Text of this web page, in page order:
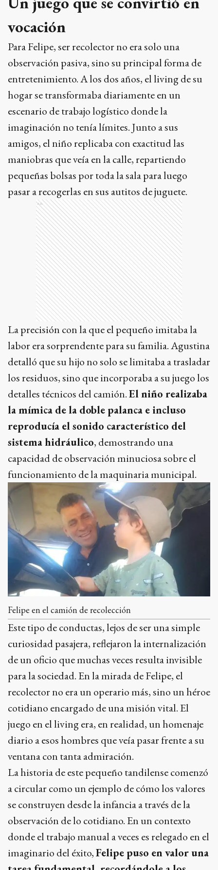
vocación
Para Felipe, ser recolector no era solo una
observación pasiva, sino su principal forma de
entretenimiento. A los dos años, el living de su
hogar se transformaba diariamente en un
escenario de trabajo logístico donde la
imaginación no tenía límites. Junto a sus
amigos, el niño replicaba con exactitud las
maniobras que veía en la calle, repartiendo
pequeñas bolsas por toda la sala para luego
pasar a recogerlas en sus autitos de juguete.
Ads
La precisión con la que el pequeño imitaba la
labor era sorprendente para su familia. Agustina
detalló que su hijo no solo se limitaba a trasladar
los residuos, sino que incorporaba a su juego los
detalles técnicos del camión.El niño realizaba
la mímica de la doble palanca e incluso
reproducía el sonido característico del
sistema hidráulico, demostrando una
capacidad de observación minuciosa sobre el
funcionamiento de la maquinaria municipal.
Felipe en el camión de recolección
Este tipo de conductas, lejos de ser una simple
curiosidad pasajera, reflejaron la internalización
de un oficio que muchas veces resulta invisible
para la sociedad. En la mirada de Felipe, el
recolector no era un operario más, sino un héroe
cotidiano encargado de una misión vital. El
juego en el living era, en realidad, un homenaje
diario a esos hombres que veía pasar frente a su
ventana con tanta admiración.
La historia de este pequeño tandilense comenzó
a circular como un ejemplo de cómo los valores
se construyen desde la infancia a través de la
observación de lo cotidiano. En un contexto
donde el trabajo manual a veces es relegado en el
imaginario del éxito,Felipe puso en valor una